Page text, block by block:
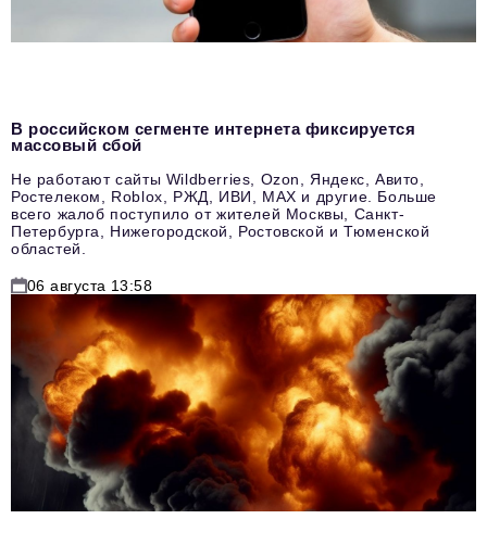
В российском сегменте интернета фиксируется
массовый сбой
Не работают сайты Wildberries, Ozon, Яндекс, Авито,
Ростелеком, Roblox, РЖД, ИВИ, MAX и другие. Больше
всего жалоб поступило от жителей Москвы, Санкт-
Петербурга, Нижегородской, Ростовской и Тюменской
областей.
06 августа 13:58